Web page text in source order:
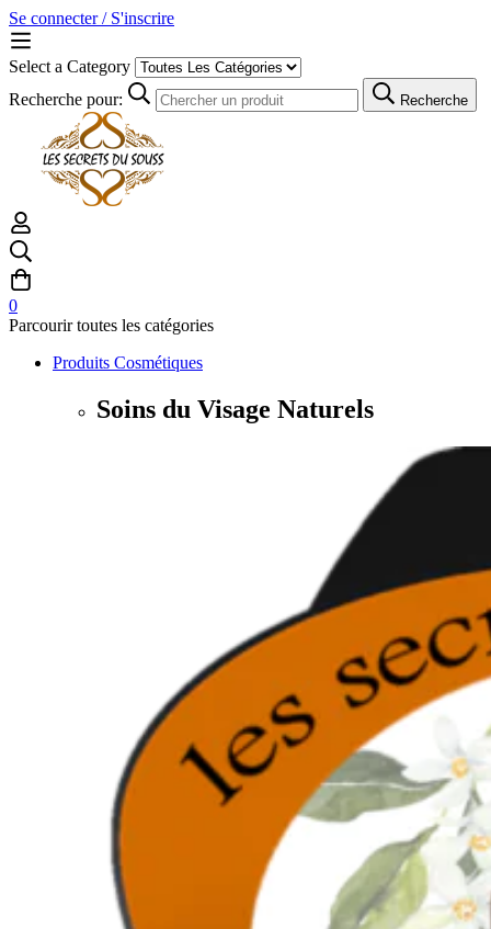
Se connecter / S'inscrire
Select a Category
Recherche pour:
Recherche
0
Parcourir toutes les catégories
Produits Cosmétiques
Soins du Visage Naturels